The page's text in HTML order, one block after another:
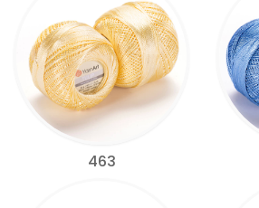
463